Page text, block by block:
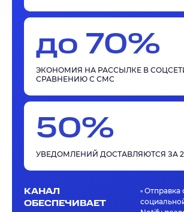
до 70%
ЭКОНОМИЯ НА РАССЫЛКЕ В
СРАВНЕНИЮ С СМС
50%
УВЕДОМЛЕНИЙ ДОСТАВЛЯЮТСЯ ЗА
КАНАЛ
ОБЕСПЕЧИВАЕТ
▫️